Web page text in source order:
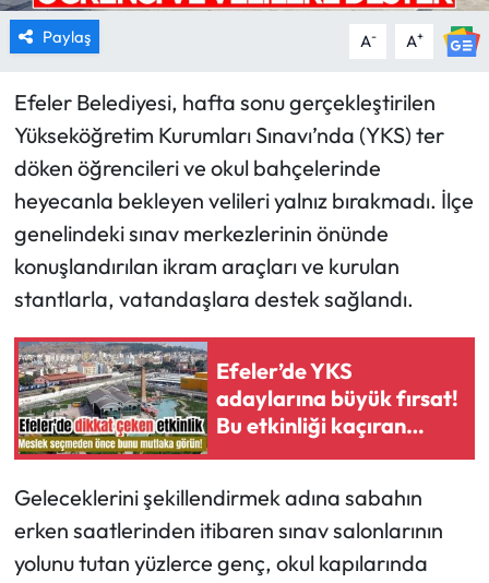
Paylaş A- A+
Efeler Belediyesi, hafta sonu gerçekleştirilen
Yükseköğretim Kurumları Sınavı’nda (YKS) ter
döken öğrencileri ve okul bahçelerinde
heyecanla bekleyen velileri yalnız bırakmadı. İlçe
genelindeki sınav merkezlerinin önünde
konuşlandırılan ikram araçları ve kurulan
stantlarla, vatandaşlara destek sağlandı.
Efeler’de YKS
adaylarına büyük fırsat!
Bu etkinliği kaçıran
pişman olabilir
Geleceklerini şekillendirmek adına sabahın
erken saatlerinden itibaren sınav salonlarının
yolunu tutan yüzlerce genç, okul kapılarında
YAŞAM
RESMİ İLANLAR
HABER İLAN